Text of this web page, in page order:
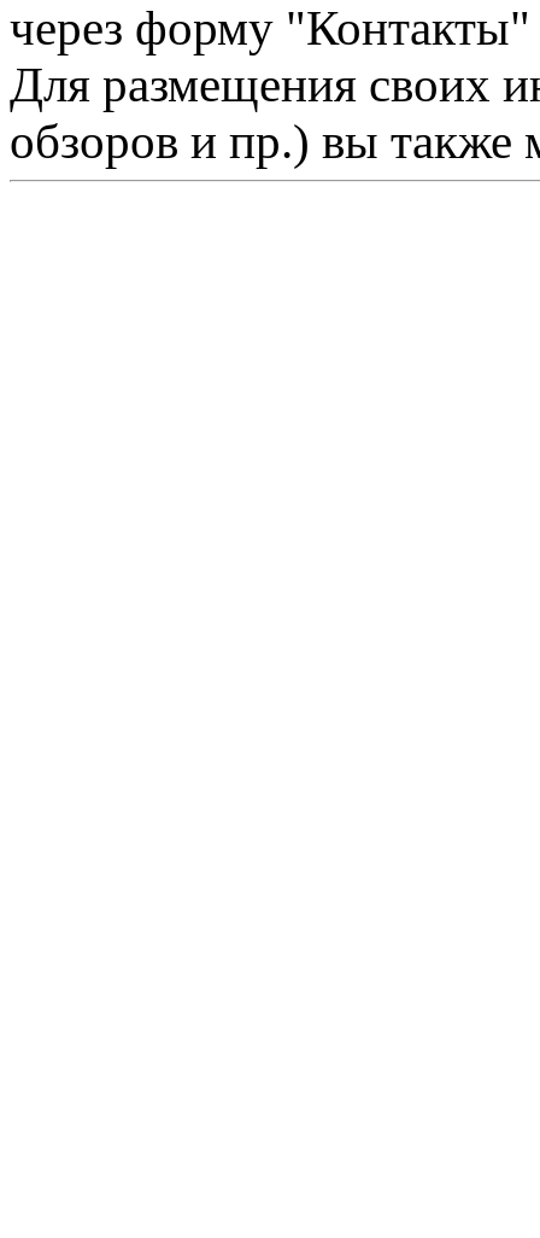
через форму "Контакты"
Для размещения своих
обзоров и пр.) вы также